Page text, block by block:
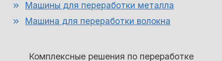
Машины для переработки металла
Машина для переработки волокна
Комплексные решения по переработке